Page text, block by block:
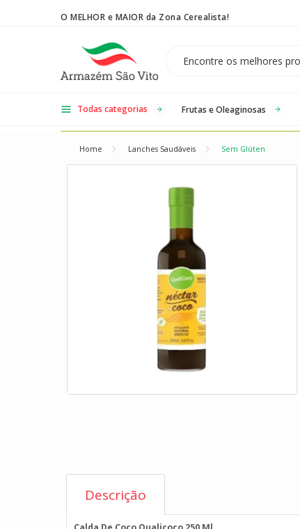
O MELHOR e MAIOR da Zona Cerealista!
Todas categorias Frutas e Oleaginosas
Home Lanches Saudáveis Sem Glúten
Descrição